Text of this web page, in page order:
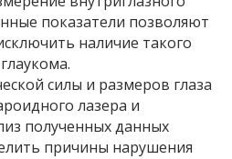
показатели позволяют
наличие такого
силы и размеров глаза
лазера и
полученных данных
причины нарушения